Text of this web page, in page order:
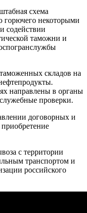
схема
горючего некоторыми
содействии
таможни и
складов на
направлены ​​в органы
проверки.
договорных и
с территории
транспортом и
российского